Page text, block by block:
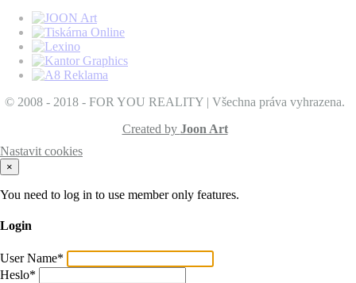
© 2008 - 2018 - FOR YOU REALITY | Všechna práva vyhrazena.
Created by Joon Art
Nastavit cookies
×
You need to log in to use member only features.
Login
User Name*
Heslo*